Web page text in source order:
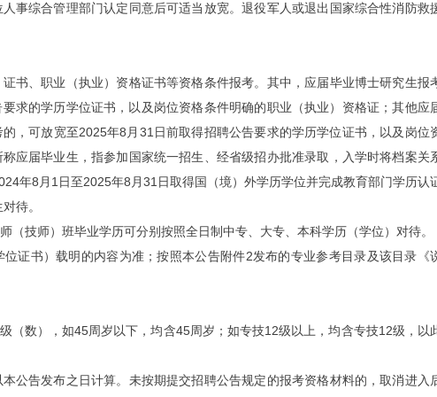
事综合管理部门认定同意后可适当放宽。退役军人或退出国家综合性消防救
书、职业（执业）资格证书等资格条件报考。其中，应届毕业博士研究生报
求的学历学位证书，以及岗位资格条件明确的职业（执业）资格证；其他应
，可放宽至2025年8月31日前取得招聘公告要求的学历学位证书，以及岗位
应届毕业生，指参加国家统一招生、经省级招办批准录取，入学时将档案关
年8月1日至2025年8月31日取得国（境）外学历学位并完成教育部门学历认
待。
（技师）班毕业学历可分别按照全日制中专、大专、本科学历（学位）对待。
证书）载明的内容为准；按照本公告附件2发布的专业参考目录及该目录《
级（数），如45周岁以下，均含45周岁；如专技12级以上，均含专技12级，以
公告发布之日计算。未按期提交招聘公告规定的报考资格材料的，取消进入